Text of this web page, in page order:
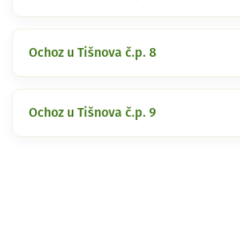
Ochoz u Tišnova č.p. 8
Ochoz u Tišnova č.p. 9